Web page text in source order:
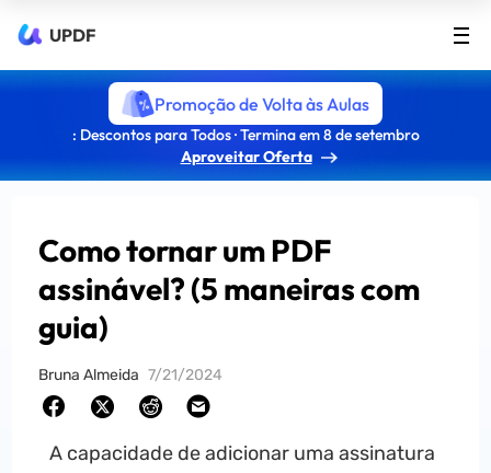
UPDF
Promoção de Volta às Aulas
: Descontos para Todos · Termina em 8 de setembro
Aproveitar Oferta
Como tornar um PDF
assinável? (5 maneiras com
guia)
Bruna Almeida 7/21/2024
A capacidade de adicionar uma assinatura